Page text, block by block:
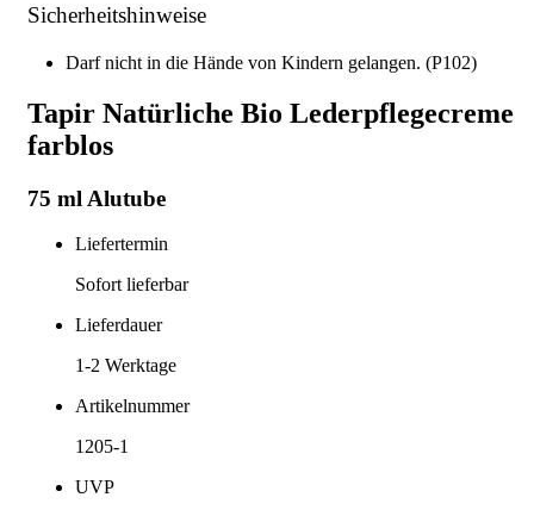
Sicherheitshinweise
Darf nicht in die Hände von Kindern gelangen. (P102)
Tapir Natürliche Bio Lederpflegecreme
farblos
75 ml Alutube
Liefertermin
Sofort lieferbar
Lieferdauer
1-2 Werktage
Artikelnummer
1205-1
UVP